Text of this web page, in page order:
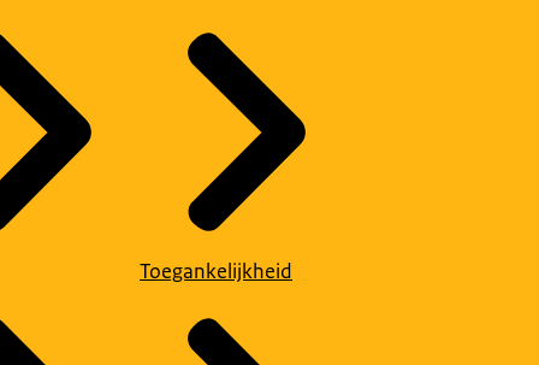
Toegankelijkheid